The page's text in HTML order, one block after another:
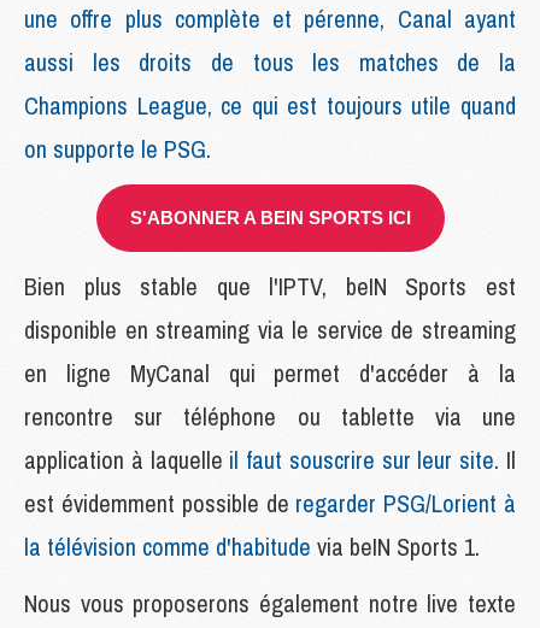
une offre plus complète et pérenne, Canal ayant
aussi les droits de tous les matches de la
Champions League, ce qui est toujours utile quand
on supporte le PSG.
S'ABONNER A BEIN SPORTS ICI
Bien plus stable que l'IPTV, beIN Sports est
disponible en streaming via le service de streaming
en ligne MyCanal qui permet d'accéder à la
rencontre sur téléphone ou tablette via une
application à laquelle il faut souscrire sur leur site. Il
est évidemment possible de regarder PSG/Lorient à
la télévision comme d'habitude via beIN Sports 1.
Nous vous proposerons également notre live texte